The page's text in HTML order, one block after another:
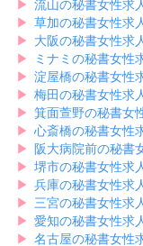
▶︎ 流山の秘書女性求
▶︎ 草加の秘書女性求
▶︎ 大阪の秘書女性求
▶︎
ミナミの秘書女性
▶︎ 淀屋橋の秘書女性
▶︎ 梅田の秘書女性求
▶︎ 箕面萱野の秘書女
▶︎ 心斎橋の秘書女性
▶︎ 阪大病院前の秘書
▶︎ 堺市の秘書女性求
▶︎ 兵庫の秘書女性求
▶︎ 三宮の秘書女性求
▶︎ 愛知の秘書女性求
▶︎ 名古屋の秘書女性